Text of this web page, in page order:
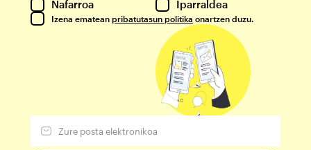
Nafarroa
Iparraldea
Izena ematean pribatutasun politika onartzen duzu.